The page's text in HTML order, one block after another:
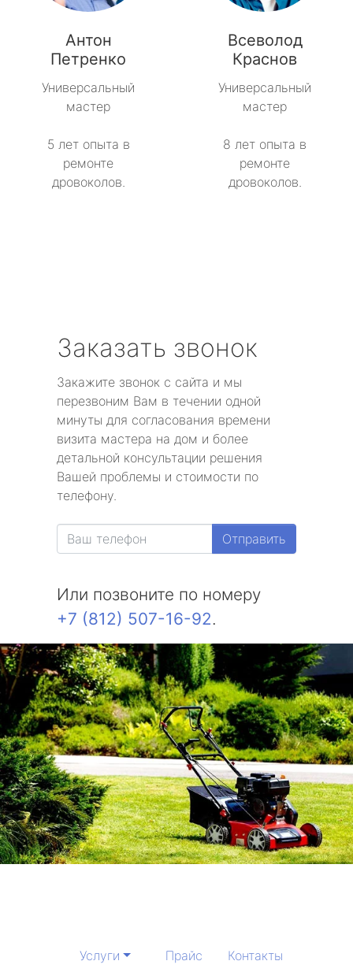
Антон
Петренко
Универсальный
мастер
5 лет опыта в
ремонте
дровоколов.
Всеволод
Краснов
Универсальный
мастер
8 лет опыта в
ремонте
дровоколов.
Заказать звонок
Закажите звонок с сайта и мы
перезвоним Вам в течении одной
минуты для согласования времени
визита мастера на дом и более
детальной консультации решения
Вашей проблемы и стоимости по
телефону.
Отправить
Или позвоните по номеру
+7 (812) 507-16-92.
Услуги Прайс Контакты